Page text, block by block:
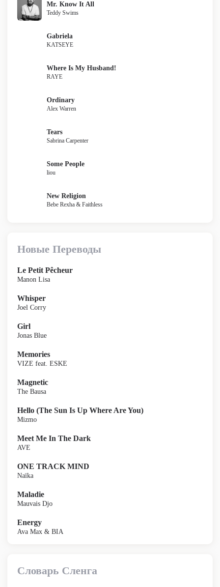
Mr. Know It All
Teddy Swims
Gabriela
KATSEYE
Where Is My Husband!
RAYE
Ordinary
Alex Warren
Tears
Sabrina Carpenter
Some People
liou
New Religion
Bebe Rexha & Faithless
Новые Переводы
Le Petit Pêcheur
Manon Lisa
Whisper
Joel Corry
Girl
Jonas Blue
Memories
VIZE feat. ESKE
Magnetic
The Bausa
Hello (The Sun Is Up Where Are You)
Mizmo
Meet Me In The Dark
AVE
ONE TRACK MIND
Naïka
Maladie
Mauvais Djo
Energy
Ava Max & BIA
Словарь Сленга